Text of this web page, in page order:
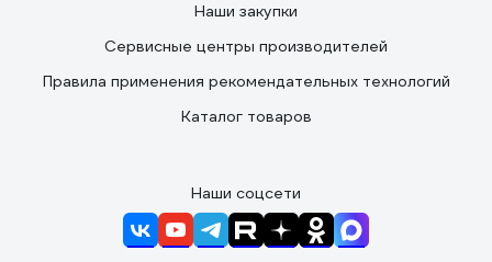
Наши закупки
Сервисные центры производителей
Правила применения рекомендательных технологий
Каталог товаров
Наши соцсети